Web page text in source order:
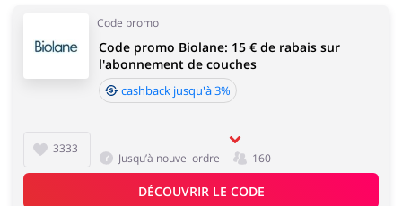
Code promo
3333
Code promo Biolane: 15 € de rabais sur
l'abonnement de couches
cashback jusqu'à 3%
Jusqu’à nouvel ordre 160
DÉCOUVRIR LE CODE